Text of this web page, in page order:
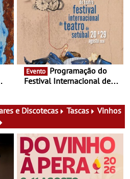
performance na MAAT
Gallery a 3 de Setembro,
19:30
Evento
Festival Internacional de
29 de Agosto
e Discotecas Tascas
Vinhos